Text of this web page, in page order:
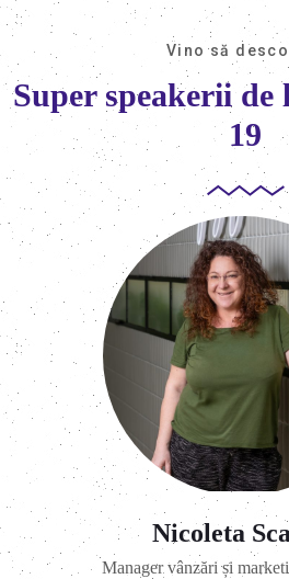
Vino să
Super speakerii de
19
Nicoleta
Manager vânzări și